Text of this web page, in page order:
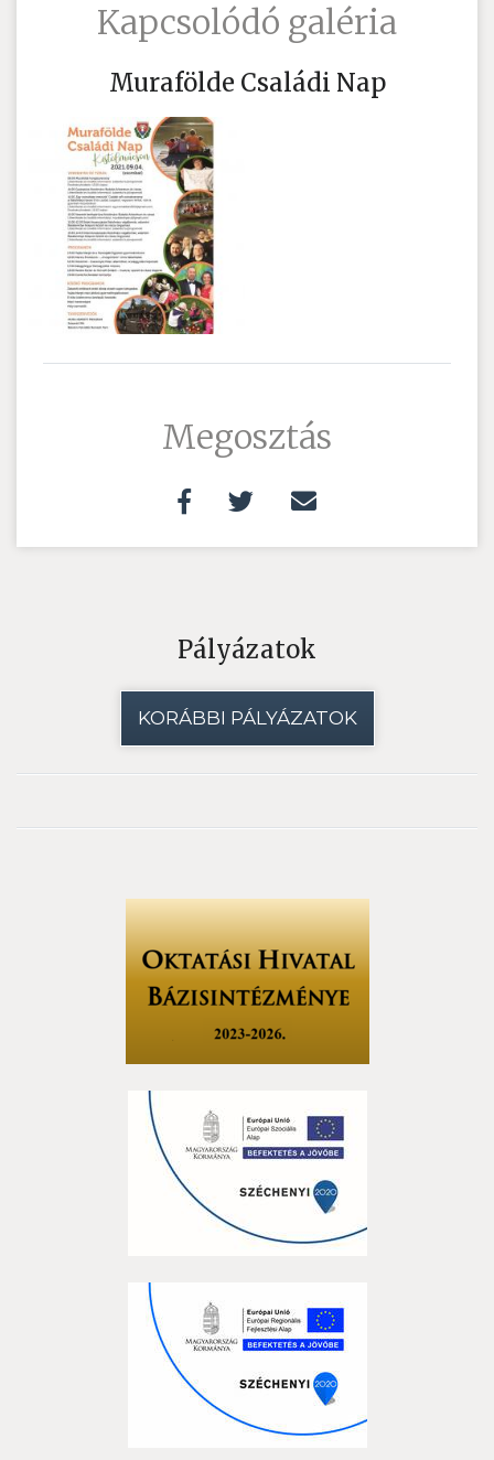
Kapcsolódó galéria
Murafölde Családi Nap
Megosztás
Pályázatok
KORÁBBI PÁLYÁZATOK